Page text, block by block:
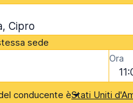
Cipro
sede
Ora
conducente èStati Uniti